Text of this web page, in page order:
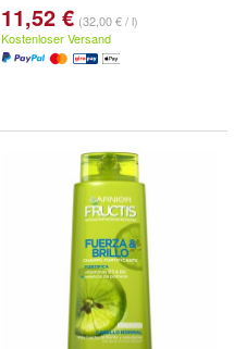
11,52 € (32,00 € / l)
Kostenloser Versand